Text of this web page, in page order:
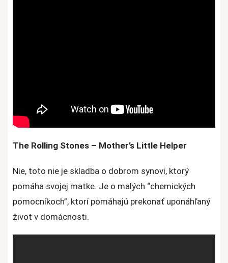
The Rolling Stones – Mother’s Little Helper
Nie, toto nie je skladba o dobrom synovi, ktorý
pomáha svojej matke. Je o malých “chemických
pomocníkoch”, ktorí pomáhajú prekonať uponáhľaný
život v domácnosti.